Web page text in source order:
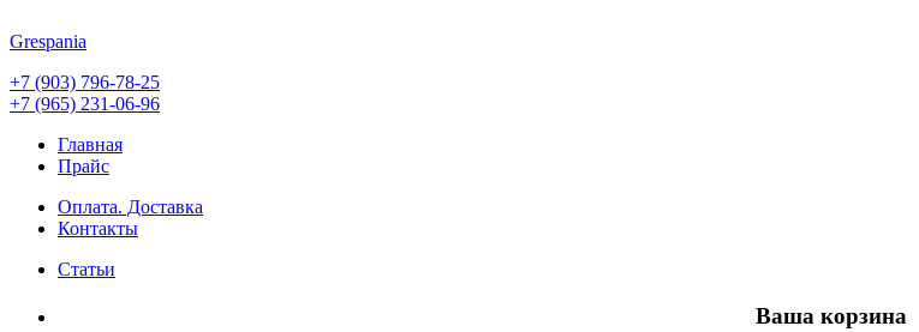
Grespania
+7 (903) 796-78-25
+7 (965) 231-06-96
Главная
Прайс
Оплата. Доставка
Контакты
Статьи
Ваша корзина